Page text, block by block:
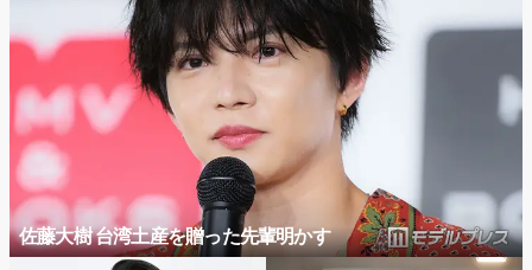
佐藤大樹 台湾土産を贈った先輩明かす